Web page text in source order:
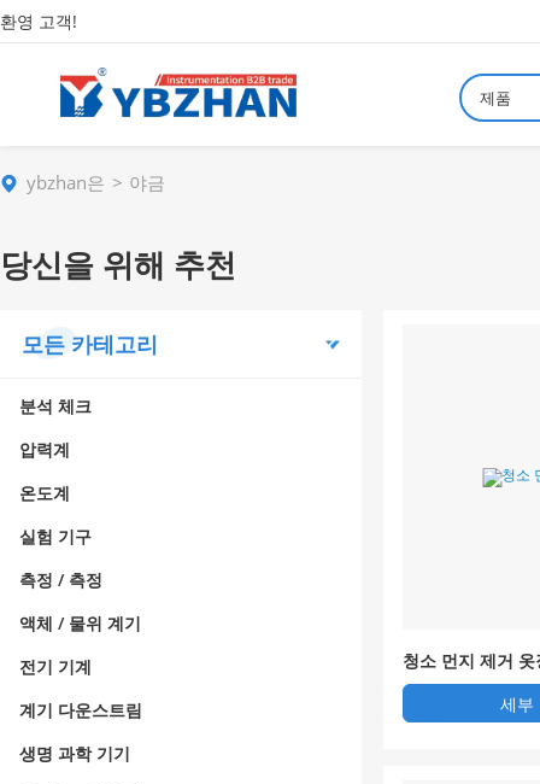
환영 고객!
제품
ybzhan은 야금
당신을 위해 추천
모든 카테고리
분석 체크
압력계
온도계
실험 기구
측정 / 측정
액체 / 물위 계기
전기 기계
계기 다운스트림
생명 과학 기기
청소 먼지 제거 옷
세부